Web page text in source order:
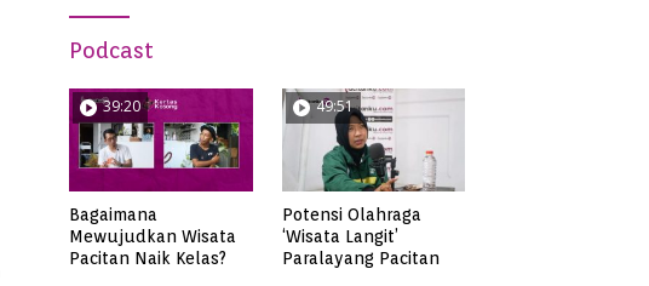
Podcast
39:20
Bagaimana
Mewujudkan Wisata
Pacitan Naik Kelas?
49:51
Potensi Olahraga
‘Wisata Langit’
Paralayang Pacitan